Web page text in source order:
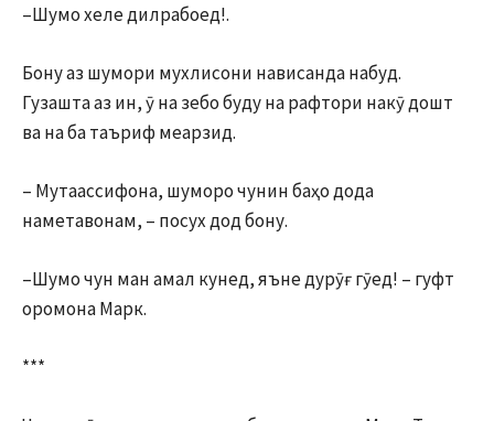
–Шумо хеле дилрабоед!.
Бону аз шумори мухлисони нависанда набуд.
Гузашта аз ин, ӯ на зебо буду на рафтори накӯ дошт
ва на ба таъриф меарзид.
– Мутаассифона, шуморо чунин баҳо дода
наметавонам, – посух дод бону.
–Шумо чун ман амал кунед, яъне дурӯғ гӯед! – гуфт
оромона Марк.
***